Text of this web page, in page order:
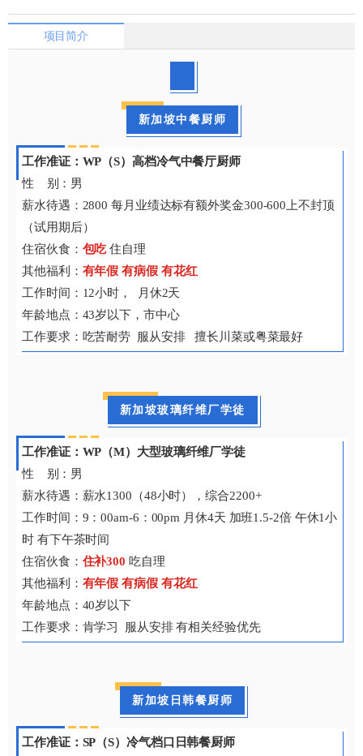
项目简介
新加坡中餐厨师
工作准证：WP（S）高档冷气中餐厅厨师
性 别：男
薪水待遇：2800 每月业绩达标有额外奖金300-600上不封顶
（试用期后）
住宿伙食： 包吃住自理
其他福利： 有年假 有病假 有花红
工作时间：12小时， 月休2天
年龄地点：43岁以下，市中心
工作要求：吃苦耐劳 服从安排 擅长川菜或粤菜最好
新加坡玻璃纤维厂学徒
工作准证：WP（M）大型玻璃纤维厂学徒
性 别：男
薪水待遇：薪水1300（48小时），综合2200+
工作时间：9：00am-6：00pm 月休4天 加班1.5-2倍 午休1小
时 有下午茶时间
住宿伙食： 住补300 吃自理
其他福利： 有年假 有病假 有花红
年龄地点：40岁以下
工作要求：肯学习 服从安排 有相关经验优先
新加坡日韩餐厨师
工作准证：SP（S）冷气档口日韩餐厨师